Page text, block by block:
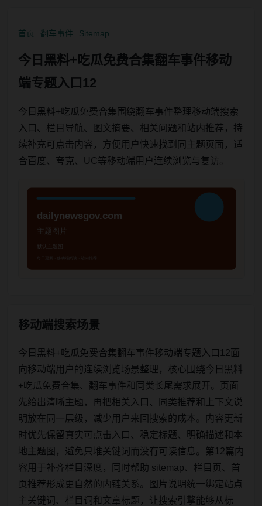
首页 翻车事件 Sitemap
今日黑料+吃瓜免费合集翻车事件移动
端专题入口12
今日黑料+吃瓜免费合集围绕翻车事件整理移动端搜索
入口、栏目导航、图文摘要、相关问题和站内推荐，持
续补充可点击内容，方便用户快速找到同主题页面，适
合百度、夸克、UC等移动端用户连续浏览与复访。
移动端搜索场景
今日黑料+吃瓜免费合集翻车事件移动端专题入口12面
向移动端用户的连续浏览场景整理，核心围绕今日黑料
+吃瓜免费合集、翻车事件和同类长尾需求展开。页面
先给出清晰主题，再把相关入口、同类推荐和上下文说
明放在同一层级，减少用户来回搜索的成本。内容更新
时优先保留真实可点击入口、稳定标题、明确描述和本
地主题图，避免只堆关键词而没有可读信息。第12篇内
容用于补齐栏目深度，同时帮助 sitemap、栏目页、首
页推荐形成更自然的内链关系。图片说明统一绑定站点
主关键词、栏目词和文章标题，让搜索引擎能够从标